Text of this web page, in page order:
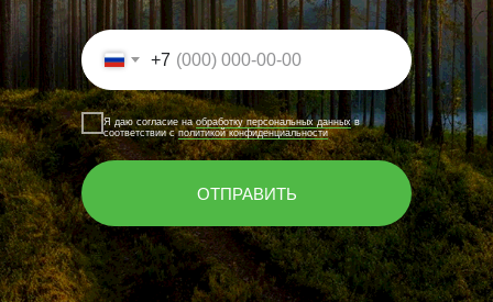
Указывая свои данные, вы даёте согласие на обработку
персональных данных
+7
Я даю согласие наобработку персональных данныхв
соответствии сполитикой конфиденциальности
ОТПРАВИТЬ